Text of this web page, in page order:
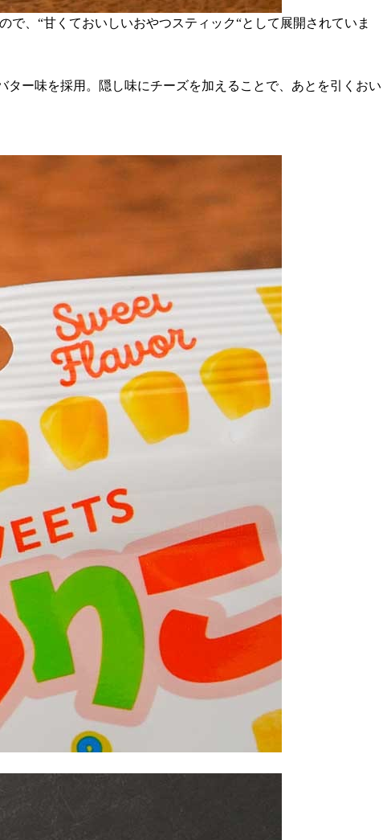
、“甘くておいしいおやつスティック“として展開されていま
ー味を採用。隠し味にチーズを加えることで、あとを引くおい